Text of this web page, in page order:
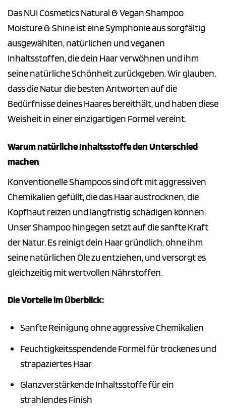
Das NUI Cosmetics Natural & Vegan Shampoo
Moisture & Shine ist eine Symphonie aus sorgfältig
ausgewählten, natürlichen und veganen
Inhaltsstoffen, die dein Haar verwöhnen und ihm
seine natürliche Schönheit zurückgeben. Wir glauben,
dass die Natur die besten Antworten auf die
Bedürfnisse deines Haares bereithält, und haben diese
Weisheit in einer einzigartigen Formel vereint.
Warum natürliche Inhaltsstoffe den Unterschied
machen
Konventionelle Shampoos sind oft mit aggressiven
Chemikalien gefüllt, die das Haar austrocknen, die
Kopfhaut reizen und langfristig schädigen können.
Unser Shampoo hingegen setzt auf die sanfte Kraft
der Natur. Es reinigt dein Haar gründlich, ohne ihm
seine natürlichen Öle zu entziehen, und versorgt es
gleichzeitig mit wertvollen Nährstoffen.
Die Vorteile im Überblick:
Sanfte Reinigung ohne aggressive Chemikalien
Feuchtigkeitsspendende Formel für trockenes und
strapaziertes Haar
Glanzverstärkende Inhaltsstoffe für ein
strahlendes Finish